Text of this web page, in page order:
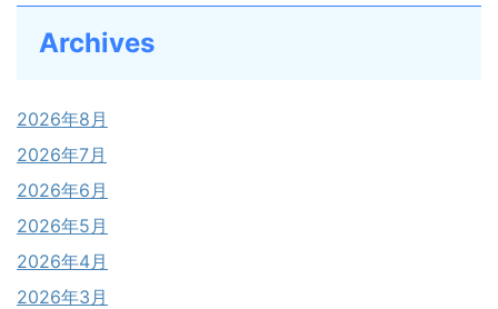
Archives
2026年8月
2026年7月
2026年6月
2026年5月
2026年4月
2026年3月